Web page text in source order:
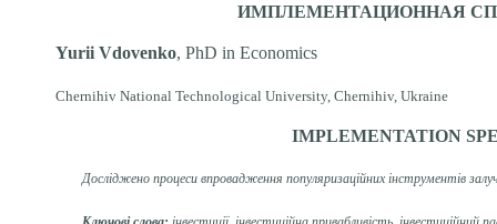
ИМПЛЕМЕНТАЦИОННАЯ
Yurii Vdovenko, PhD in Economics
Chernihiv National Technological University, Chernihiv, Ukraine
IMPLEMENTATION
Досліджено процеси впровадження популяризаційних інструментів